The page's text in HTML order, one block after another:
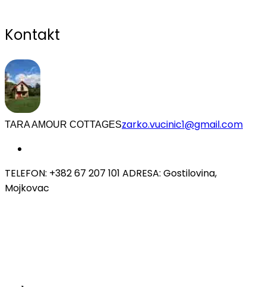
Kontakt
TARA AMOUR COTTAGESzarko.vucinic1@gmail.com
TELEFON: +382 67 207 101 ADRESA: Gostilovina,
Mojkovac